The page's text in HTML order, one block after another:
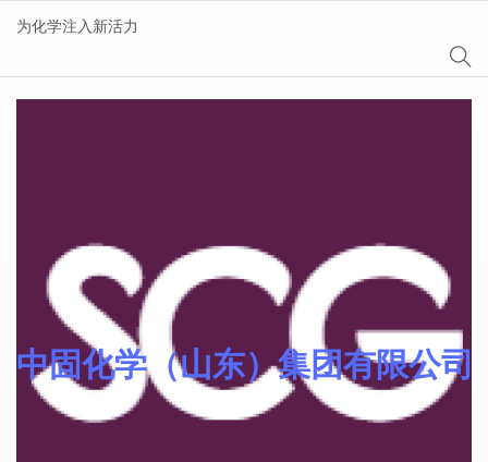
为化学注入新活力
中固化学（山东）集团有限公司
发剂